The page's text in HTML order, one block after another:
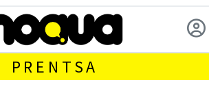
PRENTSA